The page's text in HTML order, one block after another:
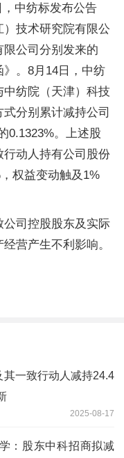
中纺标发布公告
技术研究院有限公
公司分别发来的
》。8月14日，中纺
纺院（天津）科技
分别累计减持公司
0.1323%。上述股
动人持有公司股份
权益变动触及1%
司控股股东及实际
营产生不利影响。
其一致行动人减持24.4
2025-08-17
：股东中科招商拟减